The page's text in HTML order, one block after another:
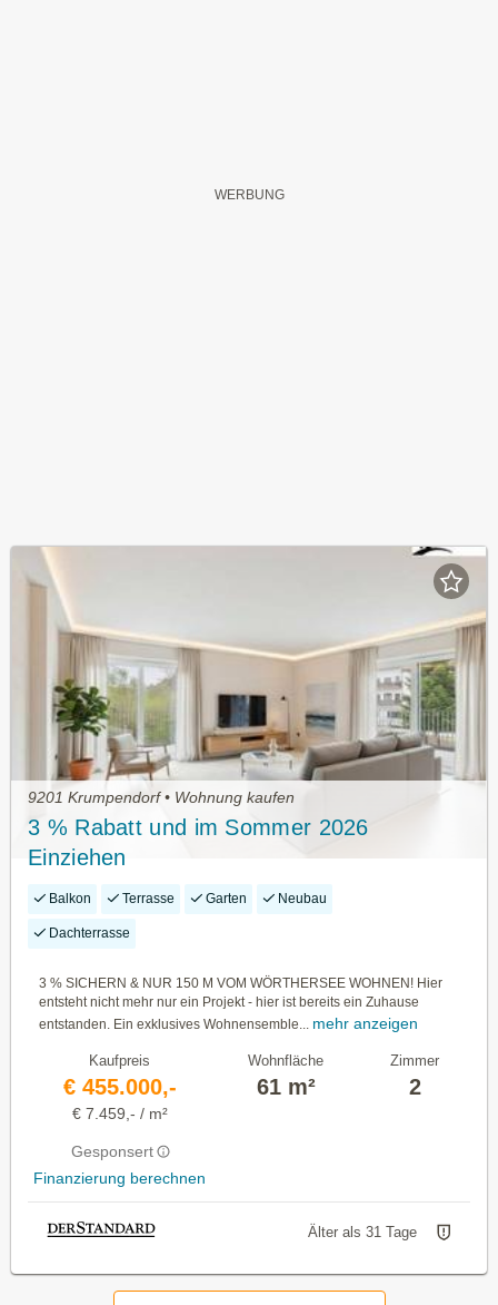
9201 Krumpendorf • Wohnung kaufen
3 % Rabatt und im Sommer 2026
Einziehen
Balkon Terrasse Garten Neubau
Dachterrasse
3 % SICHERN & NUR 150 M VOM WÖRTHERSEE WOHNEN! Hier
entsteht nicht mehr nur ein Projekt - hier ist bereits ein Zuhause
entstanden. Ein exklusives Wohnensemble... mehr anzeigen
Kaufpreis
€ 455.000,-
€ 7.459,- / m²
Gesponsert
Finanzierung berechnen
Wohnfläche
61 m²
Zimmer
2
Älter als 31 Tage